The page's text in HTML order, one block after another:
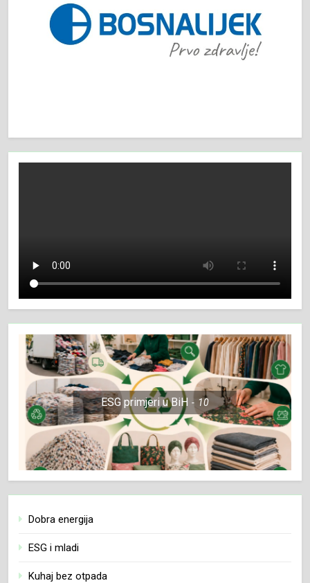
ESG primjeri u BiH 10
Dobra energija
ESG i mladi
Kuhaj bez otpada